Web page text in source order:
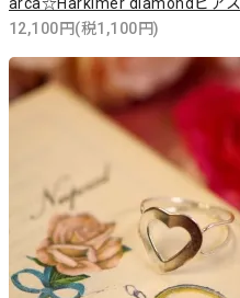
12,100円(税1,100円)